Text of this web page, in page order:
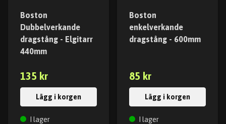
Boston
Dubbelverkande
dragstång - Elgitarr
440mm
135 kr
Lägg i korgen
I lager
Boston
enkelverkande
dragstång - 600mm
85 kr
Lägg i korgen
I lager